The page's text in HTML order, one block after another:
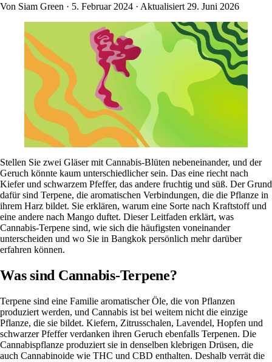
Von Siam Green · 5. Februar 2024 · Aktualisiert 29. Juni 2026
Stellen Sie zwei Gläser mit Cannabis-Blüten nebeneinander, und der
Geruch könnte kaum unterschiedlicher sein. Das eine riecht nach
Kiefer und schwarzem Pfeffer, das andere fruchtig und süß. Der Grund
dafür sind Terpene, die aromatischen Verbindungen, die die Pflanze in
ihrem Harz bildet. Sie erklären, warum eine Sorte nach Kraftstoff und
eine andere nach Mango duftet. Dieser Leitfaden erklärt, was
Cannabis-Terpene sind, wie sich die häufigsten voneinander
unterscheiden und wo Sie in Bangkok persönlich mehr darüber
erfahren können.
Was sind Cannabis-Terpene?
Terpene sind eine Familie aromatischer Öle, die von Pflanzen
produziert werden, und Cannabis ist bei weitem nicht die einzige
Pflanze, die sie bildet. Kiefern, Zitrusschalen, Lavendel, Hopfen und
schwarzer Pfeffer verdanken ihren Geruch ebenfalls Terpenen. Die
Cannabispflanze produziert sie in denselben klebrigen Drüsen, die
auch Cannabinoide wie THC und CBD enthalten. Deshalb verrät die